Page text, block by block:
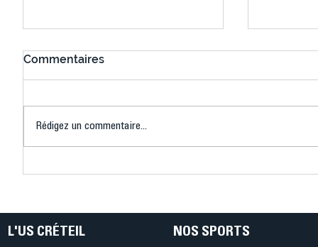
Commentaires
Rédigez un commentaire...
L'US CRÉTEIL NOS SPORTS